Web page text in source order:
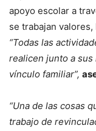
apoyo escolar a
se trabajan
“Todas las
realicen junto a
vínculo familiar”,
“Una de las cosas
trabajo de